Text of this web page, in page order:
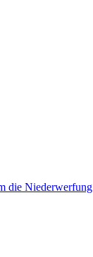
die Niederwerfung